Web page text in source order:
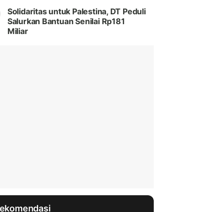
Solidaritas untuk Palestina, DT Peduli
Salurkan Bantuan Senilai Rp181
Miliar